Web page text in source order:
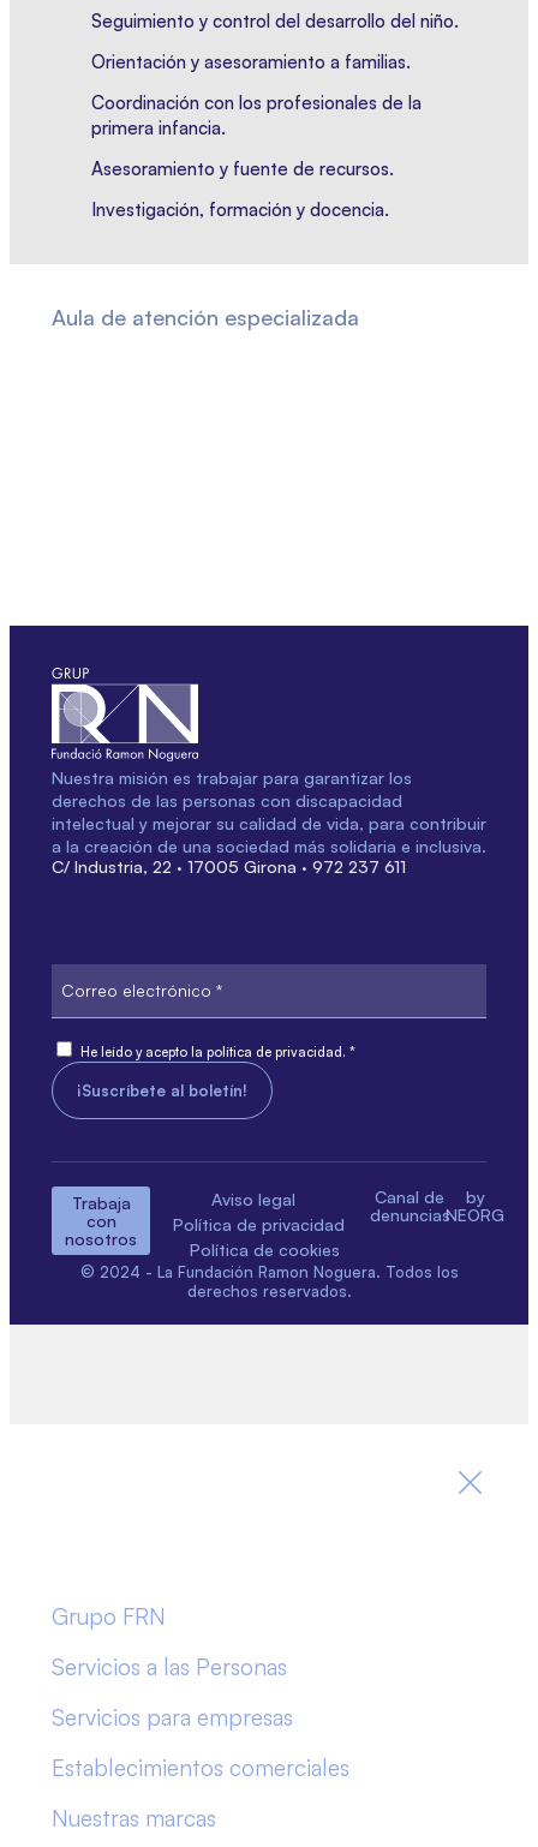
Seguimiento y control del desarrollo del niño.
Orientación y asesoramiento a familias.
Coordinación con los profesionales de la
primera infancia.
Asesoramiento y fuente de recursos.
Investigación, formación y docencia.
Aula de atención especializada
Nuestra misión es trabajar para garantizar los
derechos de las personas con discapacidad
intelectual y mejorar su calidad de vida, para contribuir
a la creación de una sociedad más solidaria e inclusiva.
C/ Industria, 22 · 17005 Girona · 972 237 611
electrónico
Consiente
He leído y acepto la política de privacidad. *
Trabaja
con
nosotros
Aviso legal
Política de privacidad
Política de cookies
Canal de
denuncias
by
NEORG
© 2024 - La Fundación Ramon Noguera. Todos los
derechos reservados.
Grupo FRN
Servicios a las Personas
Servicios para empresas
Establecimientos comerciales
Nuestras marcas